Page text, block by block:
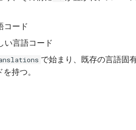
コード
い言語コード
で始まり、既存の言語固
持つ。